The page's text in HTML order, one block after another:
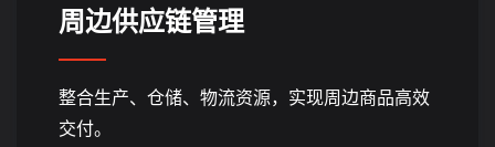
周边供应链管理
整合生产、仓储、物流资源，实现周边商品高效
交付。